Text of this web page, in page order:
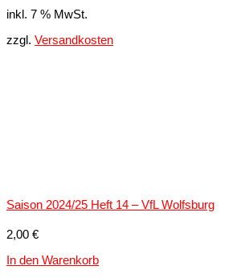
inkl. 7 % MwSt.
zzgl. Versandkosten
Saison 2024/25 Heft 14 – VfL Wolfsburg
2,00 €
In den Warenkorb